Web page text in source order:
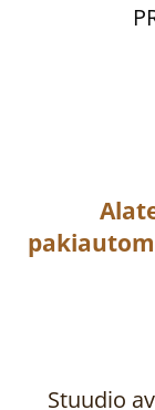
Stuudio